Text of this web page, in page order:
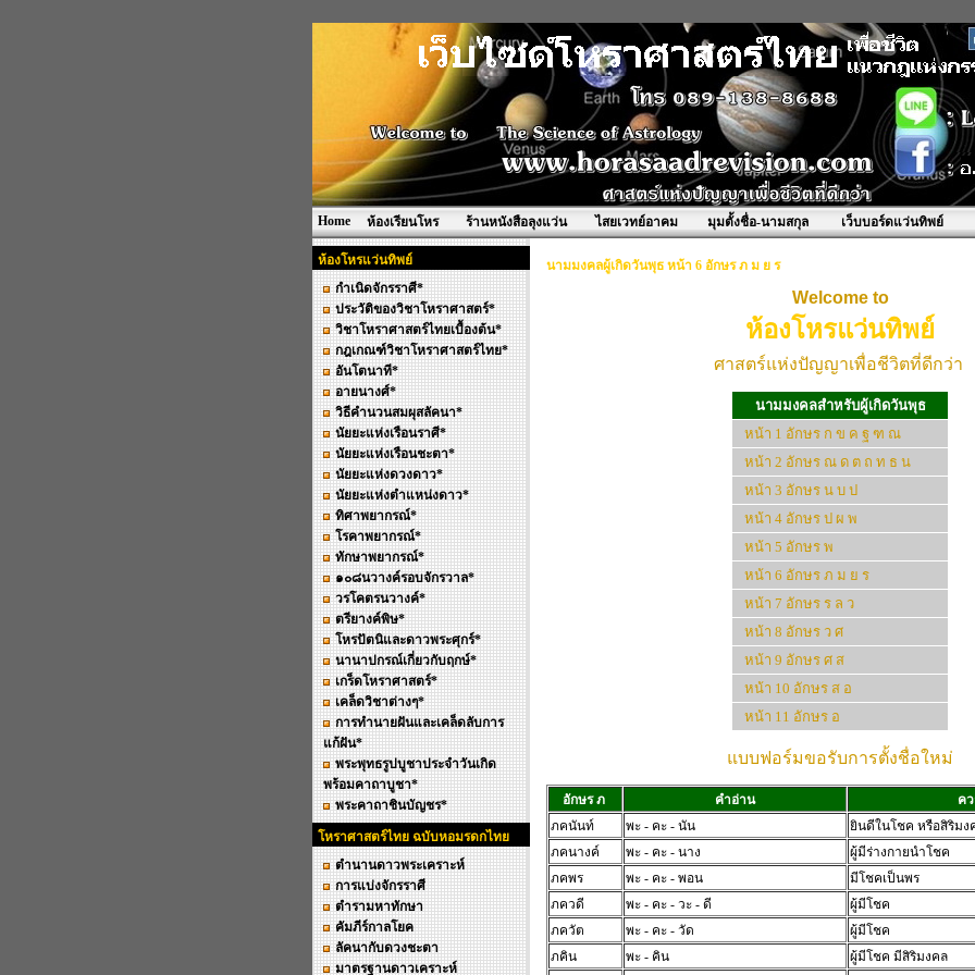
Home ห้องเรียนโหร ร้านหนังสือลุงแว่น ไสยเวทย์อาคม มุมตั้งชื่อ-นามสกุล เว็บบอร์ดแว่นทิพย์
ห้องโหรแว่นทิพย์
กำเนิดจักรราศี*
ประวัติของวิชาโหราศาสตร์*
วิชาโหราศาสตร์ไทยเบื้องต้น*
กฎเกณฑ์วิชาโหราศาสตร์ไทย*
อันโตนาที*
อายนางศ์*
วิธีคำนวนสมผุสลัคนา*
นัยยะแห่งเรือนราศี*
นัยยะแห่งเรือนชะตา*
นัยยะแห่งดวงดาว*
นัยยะแห่งตำแหน่งดาว*
ทิศาพยากรณ์*
โรคาพยากรณ์*
ทักษาพยากรณ์*
๑๐๘นวางค์รอบจักรวาล*
วรโคตรนวางค์*
ตรียางค์พิษ*
โหรปัตนิและดาวพระศุกร์*
นานาปกรณ์เกี่ยวกับฤกษ์*
เกร็ดโหราศาสตร์*
เคล็ดวิชาต่างๆ*
การทำนายฝันและเคล็ดลับการ
แก้ฝัน*
พระพุทธรูปบูชาประจำวันเกิด
พร้อมคาถาบูชา*
พระคาถาชินบัญชร*
โหราศาสตร์ไทย ฉบับหอมรดกไทย
ตำนานดาวพระเคราะห์
การแบ่งจักรราศี
ตำรามหาทักษา
คัมภีร์กาลโยค
ลัคนากับดวงชะตา
มาตรฐานดาวเคราะห์
นามมงคลผู้เกิดวันพุธ หน้า 6 อักษร ภ ม ย ร
Welcome to
ห้องโหรแว่นทิพย์
ศาสตร์แห่งปัญญาเพื่อชีวิตที่ดีกว่า
นามมงคลสำหรับผู้เกิดวันพุธ
หน้า 1 อักษร ก ข ค ฐ ฑ ณ
หน้า 2 อักษร ณ ด ต ถ ท ธ น
หน้า 3 อักษร น บ ป
หน้า 4 อักษร ป ผ พ
หน้า 5 อักษร พ
หน้า 6 อักษร ภ ม ย ร
หน้า 7 อักษร ร ล ว
หน้า 8 อักษร ว ศ
หน้า 9 อักษร ศ ส
หน้า 10 อักษร ส อ
หน้า 11 อักษร อ
แบบฟอร์มขอรับการตั้งชื่อใหม่
อักษร ภ คำอ่าน
ค
ภคนันท์
พะ - คะ - นัน
ยินดีในโชค หรือสิริมง
ภคนางค์
พะ - คะ - นาง
ผู้มีร่างกายนำโชค
ภคพร
พะ - คะ - พอน
มีโชคเป็นพร
ภควดี
พะ - คะ - วะ - ดี
ผู้มีโชค
ภควัต
พะ - คะ - วัด
ผู้มีโชค
ภคิน
พะ - คิน
ผู้มีโชค มีสิริมงคล